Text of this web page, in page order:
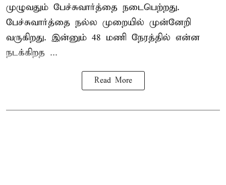
முழுவதும் பேச்சுவார்த்தை நடைபெற்றது.
பேச்சுவார்த்தை நல்ல முறையில் முன்னேறி
வருகிறது. இன்னும் 48 மணி நேரத்தில் என்ன
நடக்கிறத ...
Read More